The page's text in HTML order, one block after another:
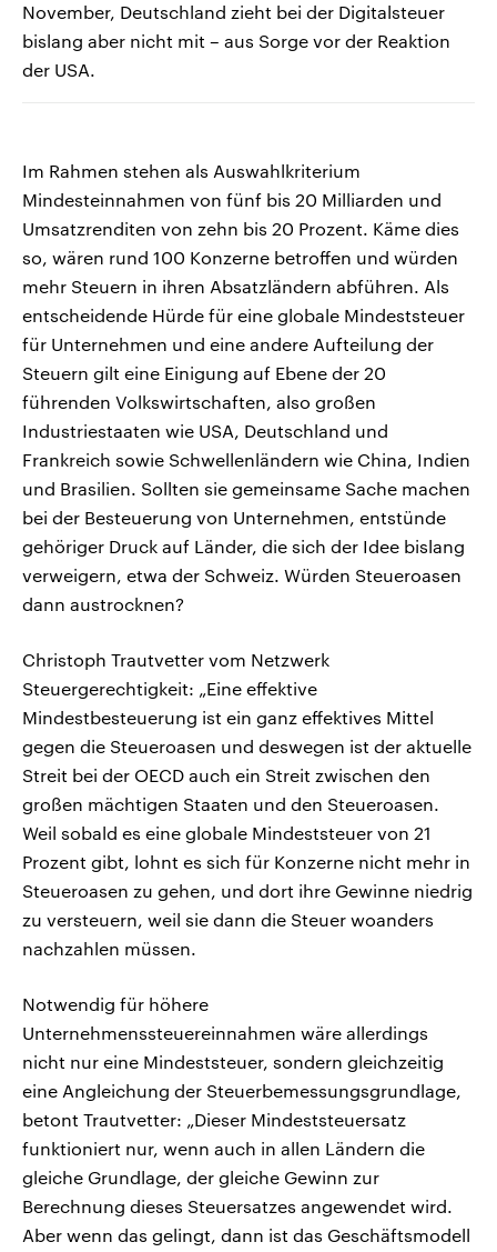
November, Deutschland zieht bei der Digitalsteuer
bislang aber nicht mit – aus Sorge vor der Reaktion
der USA.
Im Rahmen stehen als Auswahlkriterium
Mindesteinnahmen von fünf bis 20 Milliarden und
Umsatzrenditen von zehn bis 20 Prozent. Käme dies
so, wären rund 100 Konzerne betroffen und würden
mehr Steuern in ihren Absatzländern abführen. Als
entscheidende Hürde für eine globale Mindeststeuer
für Unternehmen und eine andere Aufteilung der
Steuern gilt eine Einigung auf Ebene der 20
führenden Volkswirtschaften, also großen
Industriestaaten wie USA, Deutschland und
Frankreich sowie Schwellenländern wie China, Indien
und Brasilien. Sollten sie gemeinsame Sache machen
bei der Besteuerung von Unternehmen, entstünde
gehöriger Druck auf Länder, die sich der Idee bislang
verweigern, etwa der Schweiz. Würden Steueroasen
dann austrocknen?
Christoph Trautvetter vom Netzwerk
Steuergerechtigkeit: „Eine effektive
Mindestbesteuerung ist ein ganz effektives Mittel
gegen die Steueroasen und deswegen ist der aktuelle
Streit bei der OECD auch ein Streit zwischen den
großen mächtigen Staaten und den Steueroasen.
Weil sobald es eine globale Mindeststeuer von 21
Prozent gibt, lohnt es sich für Konzerne nicht mehr in
Steueroasen zu gehen, und dort ihre Gewinne niedrig
zu versteuern, weil sie dann die Steuer woanders
nachzahlen müssen.
Notwendig für höhere
Unternehmenssteuereinnahmen wäre allerdings
nicht nur eine Mindeststeuer, sondern gleichzeitig
eine Angleichung der Steuerbemessungsgrundlage,
betont Trautvetter: „Dieser Mindeststeuersatz
funktioniert nur, wenn auch in allen Ländern die
gleiche Grundlage, der gleiche Gewinn zur
Berechnung dieses Steuersatzes angewendet wird.
Aber wenn das gelingt, dann ist das Geschäftsmodell